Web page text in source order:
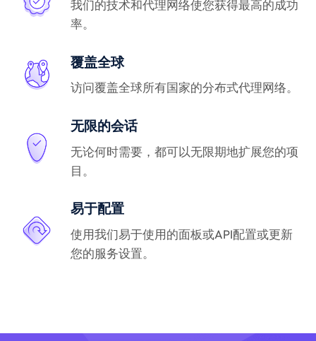
我们的技术和代理网络使您获得最高的成功
率。
覆盖全球
访问覆盖全球所有国家的分布式代理网络。
无限的会话
无论何时需要，都可以无限期地扩展您的项
目。
易于配置
使用我们易于使用的面板或API配置或更新
您的服务设置。